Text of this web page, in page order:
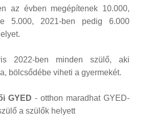
az évben megépítenek 10.000,
5.000, 2021-ben pedig 6.000
2022-ben minden szülő, aki
bölcsődébe viheti a gyermekét.
GYED - otthon maradhat GYED-
a szülők helyett